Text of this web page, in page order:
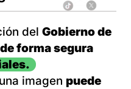
del Gobierno de
forma segura
imagen puede